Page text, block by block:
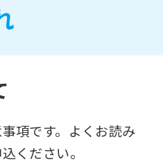
項です。よくお読み
ください。